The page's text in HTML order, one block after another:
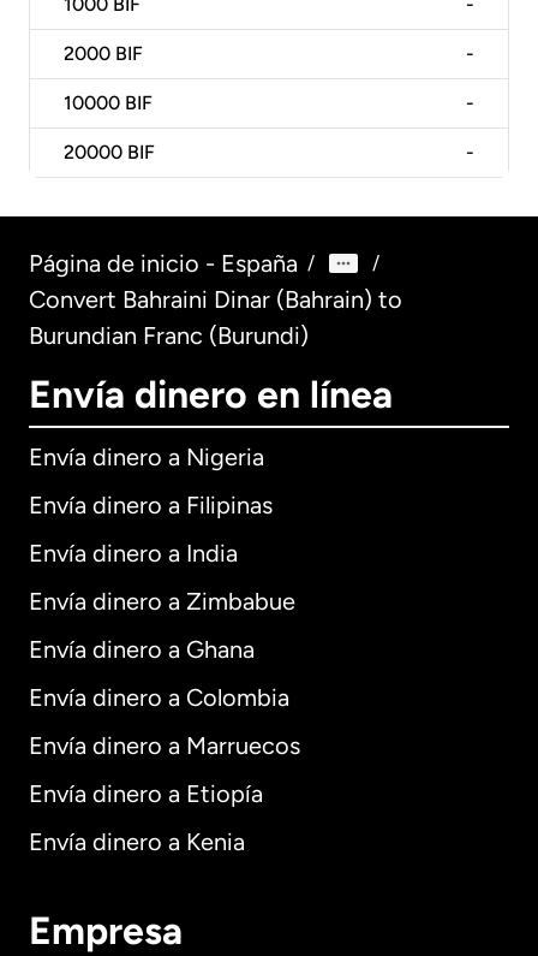
1000 BIF -
2000 BIF -
10000 BIF -
20000 BIF -
Página de inicio - España / /
Convert Bahraini Dinar (Bahrain) to
Burundian Franc (Burundi)
Envía dinero en línea
Envía dinero a Nigeria
Envía dinero a Filipinas
Envía dinero a India
Envía dinero a Zimbabue
Envía dinero a Ghana
Envía dinero a Colombia
Envía dinero a Marruecos
Envía dinero a Etiopía
Envía dinero a Kenia
Empresa